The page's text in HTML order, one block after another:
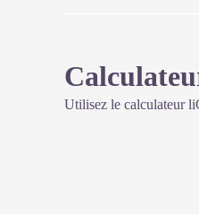
Utilisez le calculateur